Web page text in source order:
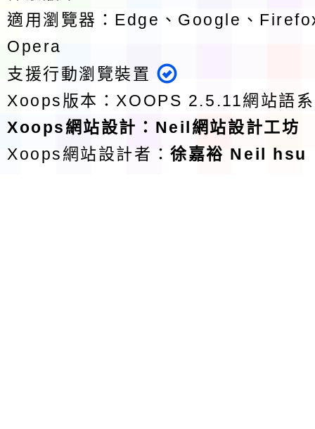
適用瀏覽器：Edge、Google、
Opera
支援行動瀏覽裝置
Xoops版本： XOOPS 2.5.11網站語
Xoops網站設計 ： Neil網站設計工坊
Xoops網站設計者：徐嘉裕 Neil hsu